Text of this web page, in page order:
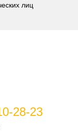
лиц
28-23